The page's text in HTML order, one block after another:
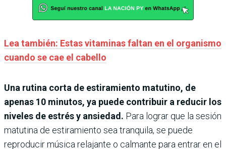
Lea también: Estas vitaminas faltan en el organismo
cuando se cae el cabello
Una rutina corta de estiramiento matutino, de
apenas 10 minutos, ya puede contribuir a reducir los
niveles de estrés y ansiedad. Para lograr que la sesión
matutina de estiramiento sea tranquila, se puede
reproducir música relajante o calmante para entrar en el